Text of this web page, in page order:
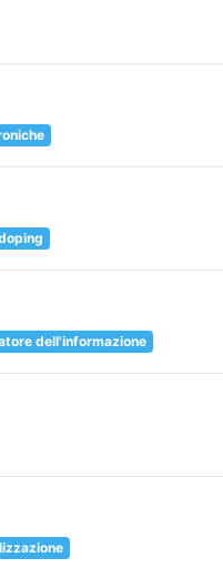
dell'informazione